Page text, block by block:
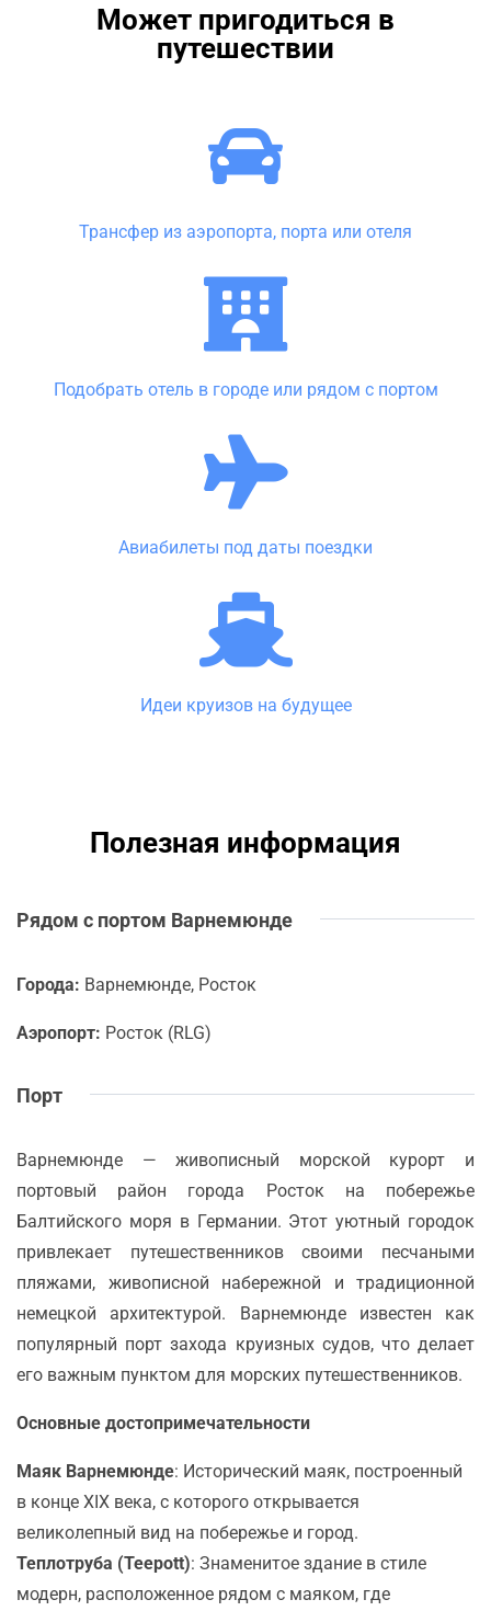
Может пригодиться в
путешествии
Трансфер из аэропорта, порта или отеля
Подобрать отель в городе или рядом с портом
Авиабилеты под даты поездки
Идеи круизов на будущее
Полезная информация
Рядом с портом Варнемюнде
Города: Варнемюнде, Росток
Аэропорт: Росток (RLG)
Порт
Варнемюнде — живописный морской курорт и
портовый район города Росток на побережье
Балтийского моря в Германии. Этот уютный городок
привлекает путешественников своими песчаными
пляжами, живописной набережной и традиционной
немецкой архитектурой. Варнемюнде известен как
популярный порт захода круизных судов, что делает
его важным пунктом для морских путешественников.
Основные достопримечательности
Маяк Варнемюнде: Исторический маяк, построенный
в конце XIX века, с которого открывается
великолепный вид на побережье и город.
Теплотруба (Teepott): Знаменитое здание в стиле
модерн, расположенное рядом с маяком, где